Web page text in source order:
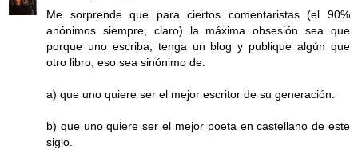
Me sorprende que para ciertos comentaristas (el 90%
anónimos siempre, claro) la máxima obsesión sea que
porque uno escriba, tenga un blog y publique algún que
otro libro, eso sea sinónimo de:
a) que uno quiere ser el mejor escritor de su generación.
b) que uno quiere ser el mejor poeta en castellano de este
siglo.